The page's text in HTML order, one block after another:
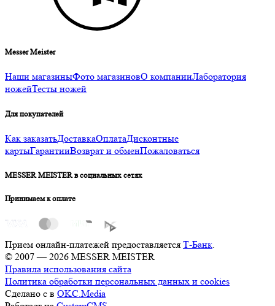
Messer Meister
Наши магазиныФото магазиновО компанииЛаборатория
ножейТесты ножей
Для покупателей
Как заказатьДоставкаОплатаДисконтные
картыГарантииВозврат и обменПожаловаться
MESSER MEISTER в социальных сетях
Принимаем к оплате
Прием онлайн-платежей предоставляется Т-Банк.
© 2007 — 2026 MESSER MEISTER
Правила использования сайта
Политика обработки персональных данных и cookies
Сделано с в OKC.Media